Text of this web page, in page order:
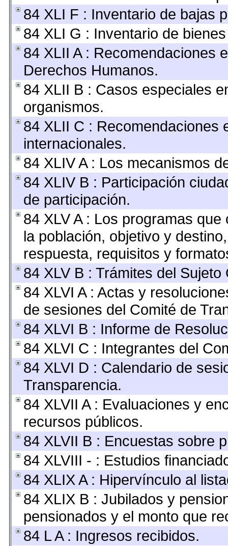
84 XLI F : Inventario de bajas
84 XLI G : Inventario de
84 XLII A : Recomendaciones
Derechos Humanos.
84 XLII B : Casos especiales
organismos.
84 XLII C : Recomendaciones
internacionales.
84 XLIV A : Los mecanismos
84 XLIV B : Participación
de participación.
84 XLV A : Los programas
la población, objetivo y
respuesta, requisitos y
84 XLV B : Trámites del Sujeto
84 XLVI A : Actas y
de sesiones del Comité de
84 XLVI B : Informe de
84 XLVI C : Integrantes del
84 XLVI D : Calendario de
Transparencia.
84 XLVII A : Evaluaciones y
recursos públicos.
84 XLVII B : Encuestas sobre
84 XLVIII - : Estudios
84 XLIX A : Hipervínculo al
84 XLIX B : Jubilados y
pensionados y el monto que
84 L A : Ingresos recibidos.